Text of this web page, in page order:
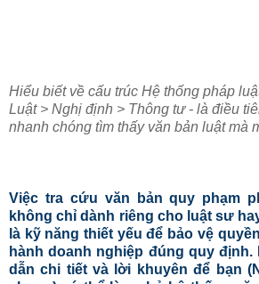
Hiểu biết về cấu trúc Hệ thống pháp
Luật > Nghị định > Thông tư - là điều
nhanh chóng tìm thấy văn bản luật mà
Việc tra cứu văn bản quy phạm
không chỉ dành riêng cho luật sư
là kỹ năng thiết yếu để bảo vệ
hành doanh nghiệp đúng quy
dẫn chi tiết và lời khuyên để bạn